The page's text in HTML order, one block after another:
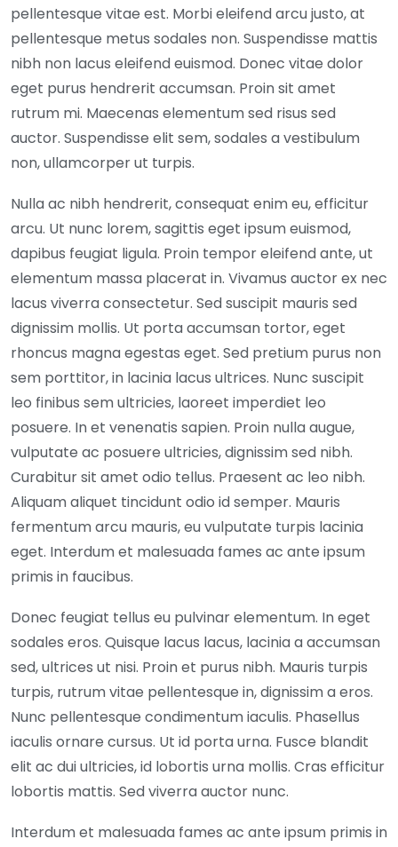
pellentesque vitae est. Morbi eleifend arcu justo, at
pellentesque metus sodales non. Suspendisse mattis
nibh non lacus eleifend euismod. Donec vitae dolor
eget purus hendrerit accumsan. Proin sit amet
rutrum mi. Maecenas elementum sed risus sed
auctor. Suspendisse elit sem, sodales a vestibulum
non, ullamcorper ut turpis.
Nulla ac nibh hendrerit, consequat enim eu, efficitur
arcu. Ut nunc lorem, sagittis eget ipsum euismod,
dapibus feugiat ligula. Proin tempor eleifend ante, ut
elementum massa placerat in. Vivamus auctor ex nec
lacus viverra consectetur. Sed suscipit mauris sed
dignissim mollis. Ut porta accumsan tortor, eget
rhoncus magna egestas eget. Sed pretium purus non
sem porttitor, in lacinia lacus ultrices. Nunc suscipit
leo finibus sem ultricies, laoreet imperdiet leo
posuere. In et venenatis sapien. Proin nulla augue,
vulputate ac posuere ultricies, dignissim sed nibh.
Curabitur sit amet odio tellus. Praesent ac leo nibh.
Aliquam aliquet tincidunt odio id semper. Mauris
fermentum arcu mauris, eu vulputate turpis lacinia
eget. Interdum et malesuada fames ac ante ipsum
primis in faucibus.
Donec feugiat tellus eu pulvinar elementum. In eget
sodales eros. Quisque lacus lacus, lacinia a accumsan
sed, ultrices ut nisi. Proin et purus nibh. Mauris turpis
turpis, rutrum vitae pellentesque in, dignissim a eros.
Nunc pellentesque condimentum iaculis. Phasellus
iaculis ornare cursus. Ut id porta urna. Fusce blandit
elit ac dui ultricies, id lobortis urna mollis. Cras efficitur
lobortis mattis. Sed viverra auctor nunc.
Interdum et malesuada fames ac ante ipsum primis in